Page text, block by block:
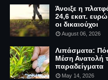
Άνοιξε η
24,6 εκατ.
οι δικαιούχοι
August 06, 2026
Λιπάσματα:
Μέση Ανατολή
παραδείγματα
May 14, 2026